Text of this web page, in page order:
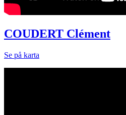
COUDERT Clément
Se på karta